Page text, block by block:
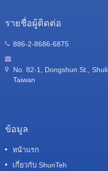
รายชื่อผู้ติดต่อ
886-2-8686-6875
No. 82-1, Dongshun St.,
Taiwan
ข้อมูล
หน้าแรก
เกี่ยวกับ ShunTeh